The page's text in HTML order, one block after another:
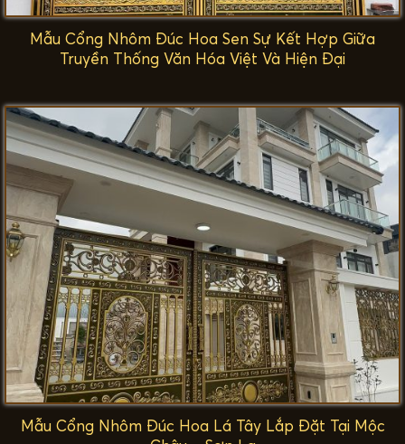
Mẫu Cổng Nhôm Đúc Hoa Sen Sự Kết Hợp Giữa
Truyền Thống Văn Hóa Việt Và Hiện Đại
Mẫu Cổng Nhôm Đúc Hoa Lá Tây Lắp Đặt Tại Mộc